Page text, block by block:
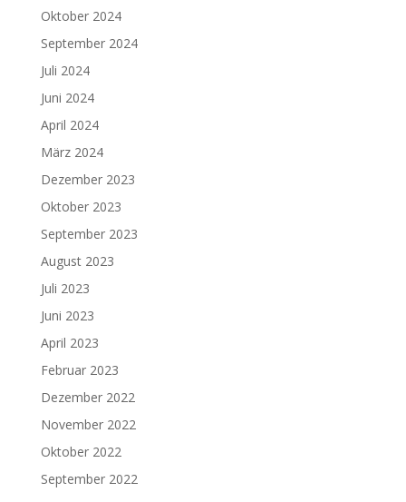
Oktober 2024
September 2024
Juli 2024
Juni 2024
April 2024
März 2024
Dezember 2023
Oktober 2023
September 2023
August 2023
Juli 2023
Juni 2023
April 2023
Februar 2023
Dezember 2022
November 2022
Oktober 2022
September 2022